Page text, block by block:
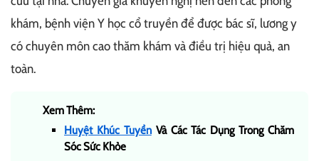
khám, bệnh viện Y học cổ truyền để được bác sĩ, lương y
có chuyên môn cao thăm khám và điều trị hiệu quả, an
toàn.
Xem Thêm:
Huyệt Khúc TuyềnVà Các Tác Dụng Trong Chăm
Sóc Sức Khỏe